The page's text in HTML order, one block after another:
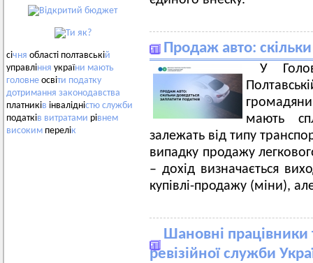
січня області полтавській
управління україни мають
головне освіти податку
дотримання законодавства
платників інвалідністю служби
податків витратами рівнем
високим перелік
Продаж авто:
У
мають
залежать від типу
випадку продажу
– дохід визначається
купівлі-продажу (міни),
Шановні працівники
ревізійної служби